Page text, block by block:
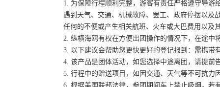
1. 为保障行程顺利完整，游客有责任严格遵守导
遇到天气、交通、机械故障、罢工、政府停摆以及
任何的不便或产生相关航班、火车或大巴费用以及
2. 纵横海鸥有权在方便出团操作的情况下，在途
3. 以下建议会帮助您更快更好的登记报到：需携
4. 该产品是团体活动，如您选择中途离团，请提
5. 行程中的赠送项目，如因交通、天气等不可抗
6. 根据美国联邦法律，参团期间车上禁止吸烟，若